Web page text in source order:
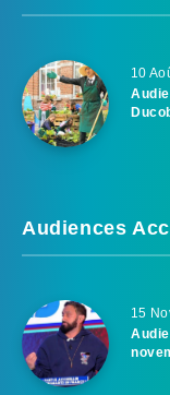
10
Audiences
15